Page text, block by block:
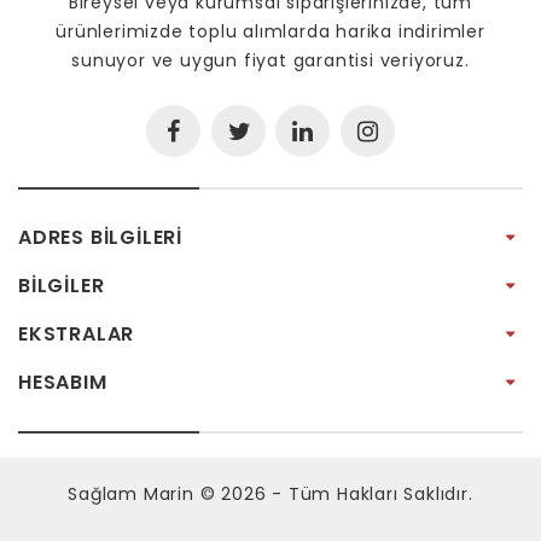
ürünlerimizde toplu alımlarda harika indirimler
sunuyor ve uygun fiyat garantisi veriyoruz.
ADRES BILGILERI
BILGILER
EKSTRALAR
HESABIM
Sağlam Marin © 2026 - Tüm Hakları Saklıdır.